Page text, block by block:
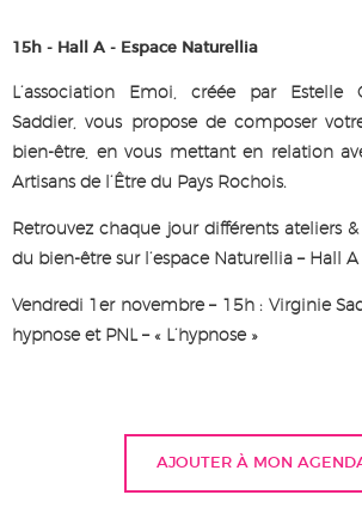
15h - Hall A - Espace Naturellia
L’association Emoi, créée par Estelle
Saddier, vous propose de composer
bien-être, en vous mettant en relation
Artisans de l’Être du Pays Rochois.
Retrouvez chaque jour différents ateliers
du bien-être sur l’espace Naturellia – Hall A
Vendredi 1er novembre – 15h : Virginie
hypnose et PNL – « L’hypnose »
AJOUTER À MON